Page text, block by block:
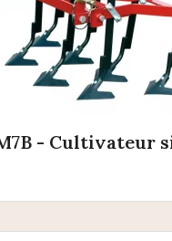
- Cultivateur